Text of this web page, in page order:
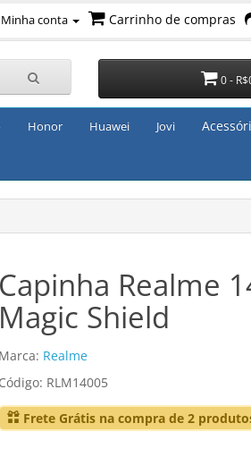
conta Carrinho de compras
0 -
Honor Huawei Jovi
Capinha Realme
Magic Shield
Marca: Realme
Código: RLM14005
Frete Grátis na compra de 2